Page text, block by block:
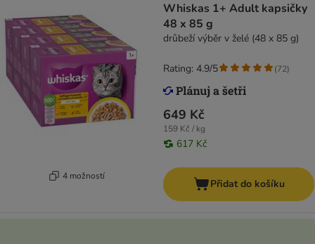
4 možností
Whiskas 1+ Adult kapsičky
48 x 85 g
drůbeží výběr v želé (48 x 85 g)
649 Kč
159 Kč / kg
617 Kč
Rating: 4.9/5 (72)
Přidat do košíku